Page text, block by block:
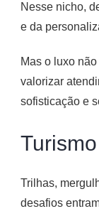
Nesse nicho,
e da
Mas o luxo
valorizar
sofisticação e
Trilhas,
desafios